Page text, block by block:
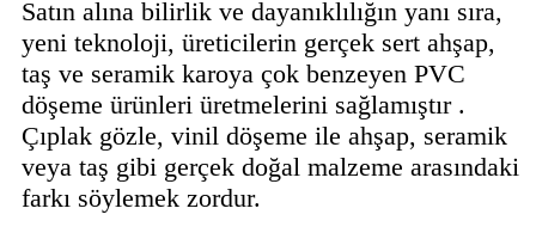
Satın alına bilirlik ve dayanıklılığın yanı sıra,
yeni teknoloji, üreticilerin gerçek sert ahşap,
taş ve seramik karoya çok benzeyen PVC
döşeme ürünleri üretmelerini sağlamıştır .
Çıplak gözle, vinil döşeme ile ahşap, seramik
veya taş gibi gerçek doğal malzeme arasındaki
farkı söylemek zordur.